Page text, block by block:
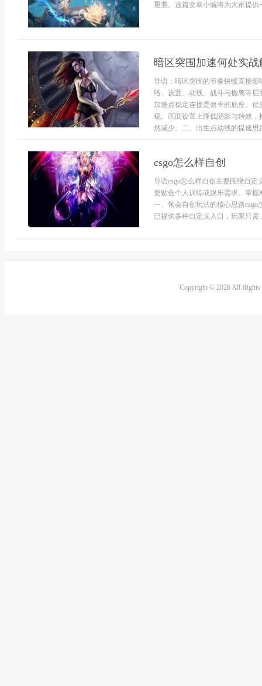
重要。这篇文章小编将为大家提
暗区突围加速何处实战
导语：暗区突围的节奏快慢直接
络、设置、动线、战斗与撤离等
加速点稳定连接是效率的底座。
稳。画面设置上降低阴影与特效
然减少。二、出生点动线的提速思
csgo怎么样自创
导语csgo怎么样自创主要围绕自
更贴合个人训练或娱乐需求。掌
一、领会自创玩法的核心思路
已提供多种自定义入口，玩家只需
Copyright © 2026 All